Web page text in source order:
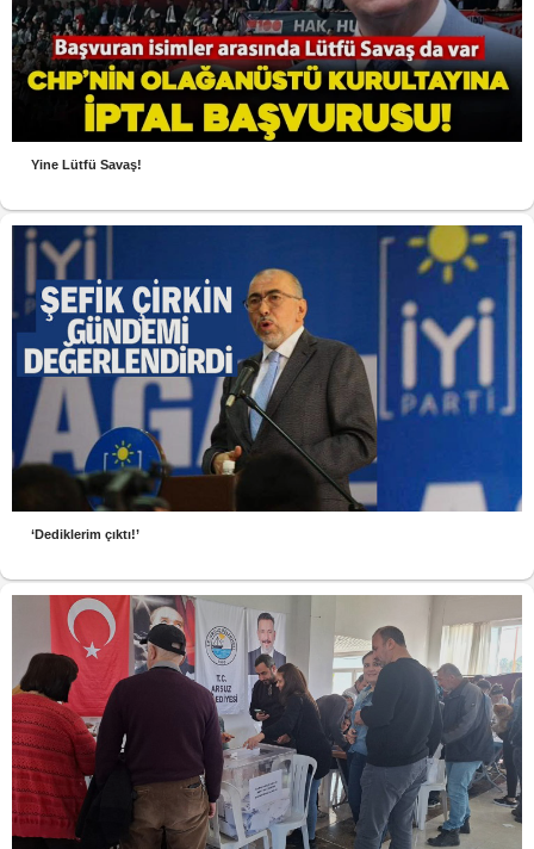
Yine Lütfü Savaş!
‘Dediklerim çıktı!’